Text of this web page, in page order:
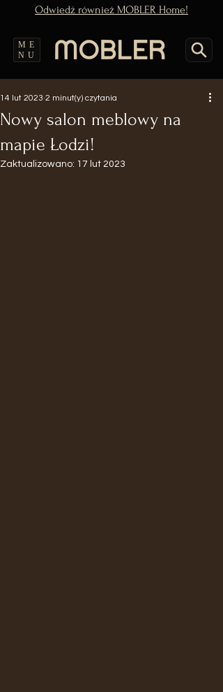
ME
NU
Odwiedź również MOBLER Home!
Nowy salon meblowy na
mapie Łodzi!
14 lut 2023 2 minut(y) czytania
Zaktualizowano: 17 lut 2023